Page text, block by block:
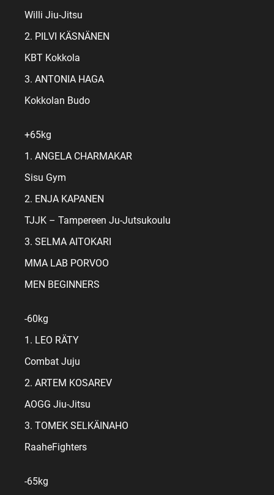
Willi Jiu-Jitsu
2. PILVI KÄSNÄNEN
KBT Kokkola
3. ANTONIA HAGA
Kokkolan Budo
+65kg
1. ANGELA CHARMAKAR
Sisu Gym
2. ENJA KAPANEN
TJJK – Tampereen Ju-Jutsukoulu
3. SELMA AITOKARI
MMA LAB PORVOO
MEN BEGINNERS
-60kg
1. LEO RÄTY
Combat Juju
2. ARTEM KOSAREV
AOGG Jiu-Jitsu
3. TOMEK SELKÄINAHO
RaaheFighters
-65kg